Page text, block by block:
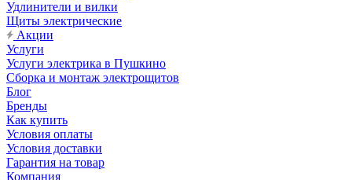
Удлинители и вилки
Щиты электрические
Акции
Услуги
Услуги электрика в Пушкино
Сборка и монтаж электрощитов
Блог
Бренды
Как купить
Условия оплаты
Условия доставки
Гарантия на товар
Компания